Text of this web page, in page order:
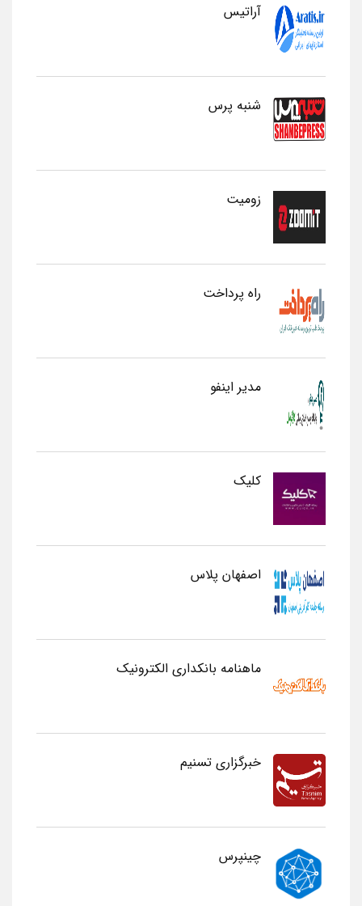
آراتیس
شنبه پرس
زومیت
راه پرداخت
مدیر اینفو
کلیک
اصفهان پلاس
ماهنامه بانکداری الکترونیک
خبرگزاری تسنیم
چینپرس